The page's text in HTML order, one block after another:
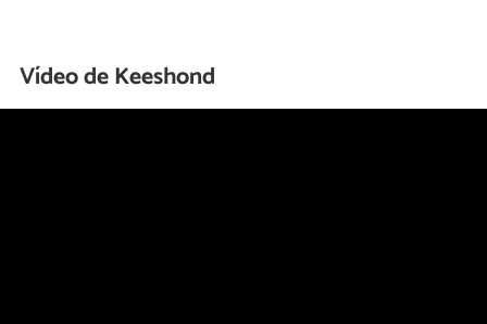
Vídeo de Keeshond